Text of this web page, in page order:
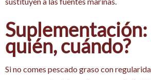
Suplementación:
quién, cuándo?
Si no comes pescado graso con